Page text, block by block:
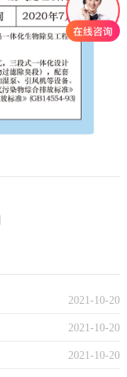
2021-10-20
2021-10-20
2021-10-20